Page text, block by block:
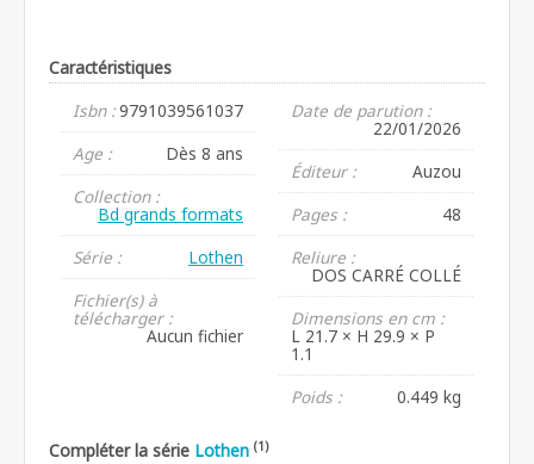
Caractéristiques
Isbn :9791039561037
Age :
Dès 8 ans
Collection :
Bd grands formats
Série :
Lothen
Fichier(s) à
télécharger :
Aucun fichier
Date de parution :
22/01/2026
Éditeur :
Auzou
Pages :
48
Reliure :
DOS CARRÉ COLLÉ
Dimensions en cm :
L 21.7 × H 29.9 × P
1.1
Poids :
0.449 kg
Compléter la série Lothen (1)